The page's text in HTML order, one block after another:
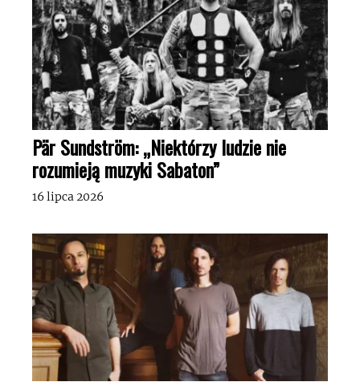
Pär Sundström: „Niektórzy ludzie nie
rozumieją muzyki Sabaton”
16 lipca 2026